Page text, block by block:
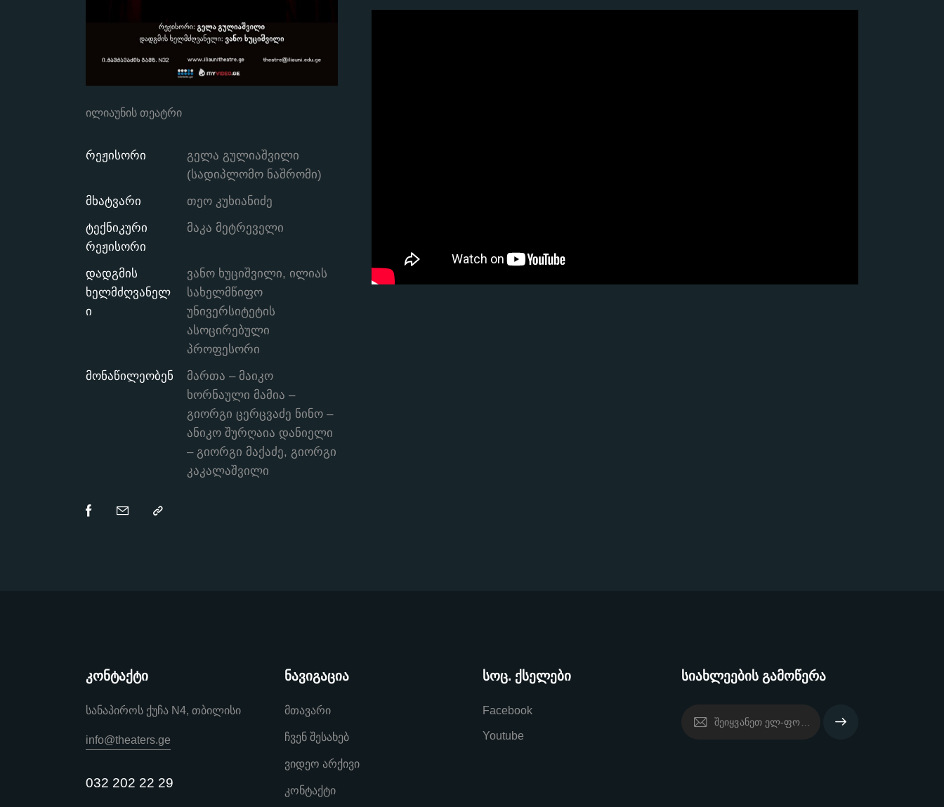
ილიაუნის თეატრი
რეჟისორი
გელა გულიაშვილი
(სადიპლომო ნაშრომი)
მხატვარი
თეო კუხიანიძე
ტექნიკური
რეჟისორი
მაკა მეტრეველი
დადგმის
ხელმძღვანელ
ი
ვანო ხუციშვილი, ილიას
სახელმწიფო
უნივერსიტეტის
ასოცირებული
პროფესორი
მონაწილეობენ
მართა – მაიკო
ხორნაული მამია –
გიორგი ცერცვაძე ნინო –
ანიკო შურღაია დანიელი
– გიორგი მაქაძე, გიორგი
კაკალაშვილი
კონტაქტი
სანაპიროს ქუჩა N4, თბილისი
info@theaters.ge
032 202 22 29
ნავიგაცია
მთავარი
ჩვენ შესახებ
ვიდეო არქივი
კონტაქტი
სოც. ქსელები
Facebook
Youtube
სიახლეების გამოწერა
გამოწერ